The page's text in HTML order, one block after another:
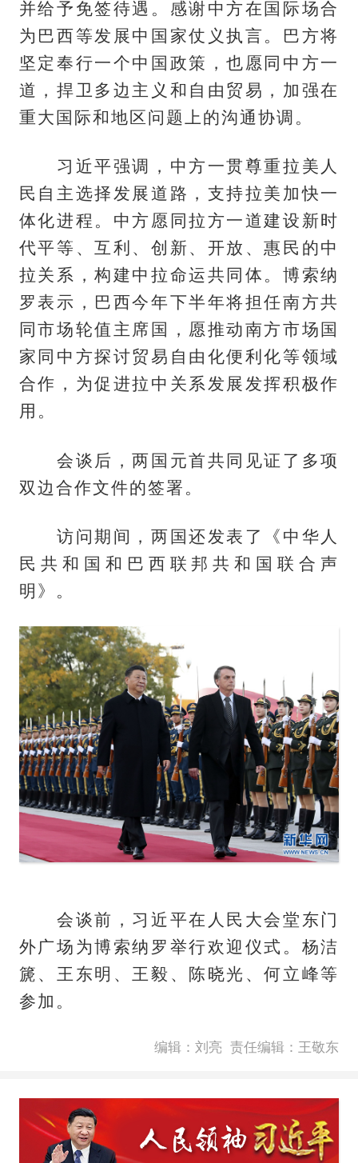
并给予免签待遇。感谢中方在国际场合
为巴西等发展中国家仗义执言。巴方将
坚定奉行一个中国政策，也愿同中方一
道，捍卫多边主义和自由贸易，加强在
重大国际和地区问题上的沟通协调。
习近平强调，中方一贯尊重拉美人
民自主选择发展道路，支持拉美加快一
体化进程。中方愿同拉方一道建设新时
代平等、互利、创新、开放、惠民的中
拉关系，构建中拉命运共同体。博索纳
罗表示，巴西今年下半年将担任南方共
同市场轮值主席国，愿推动南方市场国
家同中方探讨贸易自由化便利化等领域
合作，为促进拉中关系发展发挥积极作
用。
会谈后，两国元首共同见证了多项
双边合作文件的签署。
访问期间，两国还发表了《中华人
民共和国和巴西联邦共和国联合声
明》。
会谈前，习近平在人民大会堂东门
外广场为博索纳罗举行欢迎仪式。杨洁
篪、王东明、王毅、陈晓光、何立峰等
参加。
编辑：刘亮 责任编辑：王敬东